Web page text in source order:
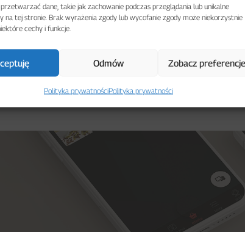
dane, takie jak zachowanie podczas przeglądania lub unikalne
na tej stronie. Brak wyrażenia zgody lub wycofanie zgody może niekorzystnie
cechy i funkcje.
Odmów Zobacz
Polityka prywatnościPolityka prywatności